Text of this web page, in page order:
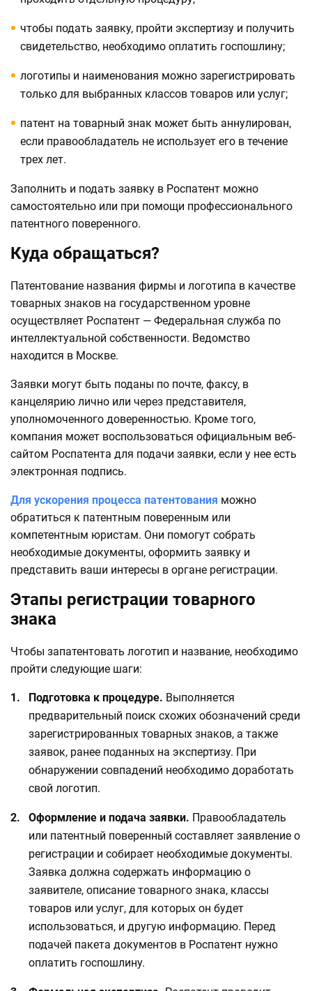
чтобы подать заявку, пройти экспертизу и получить
свидетельство, необходимо оплатить госпошлину;
логотипы и наименования можно зарегистрировать
только для выбранных классов товаров или услуг;
патент на товарный знак может быть аннулирован,
если правообладатель не использует его в течение
трех лет.
Заполнить и подать заявку в Роспатент можно
самостоятельно или при помощи профессионального
патентного поверенного.
Куда обращаться?
Патентование названия фирмы и логотипа в качестве
товарных знаков на государственном уровне
осуществляет Роспатент — Федеральная служба по
интеллектуальной собственности. Ведомство
находится в Москве.
Заявки могут быть поданы по почте, факсу, в
канцелярию лично или через представителя,
уполномоченного доверенностью. Кроме того,
компания может воспользоваться официальным веб-
сайтом Роспатента для подачи заявки, если у нее есть
электронная подпись.
Для ускорения процесса патентования можно
обратиться к патентным поверенным или
компетентным юристам. Они помогут собрать
необходимые документы, оформить заявку и
представить ваши интересы в органе регистрации.
Этапы регистрации товарного
знака
Чтобы запатентовать логотип и название, необходимо
пройти следующие шаги:
Подготовка к процедуре. Выполняется
предварительный поиск схожих обозначений среди
зарегистрированных товарных знаков, а также
заявок, ранее поданных на экспертизу. При
обнаружении совпадений необходимо доработать
свой логотип.
Оформление и подача заявки. Правообладатель
или патентный поверенный составляет заявление о
регистрации и собирает необходимые документы.
Заявка должна содержать информацию о
заявителе, описание товарного знака, классы
товаров или услуг, для которых он будет
использоваться, и другую информацию. Перед
подачей пакета документов в Роспатент нужно
оплатить госпошлину.